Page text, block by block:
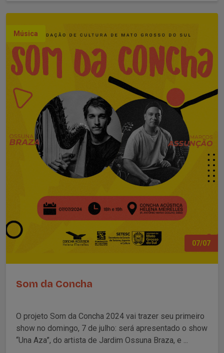
Música
07/07
Som da Concha
O projeto Som da Concha 2024 vai trazer seu primeiro
show no domingo, 7 de julho: será apresentado o show
“Una Aza”, do artista de Jardim Ossuna Braza, e ...